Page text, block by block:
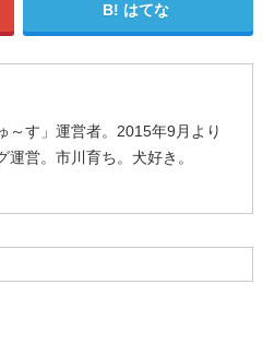
はてな
～す」運営者。2015年9月より
運営。市川育ち。犬好き。